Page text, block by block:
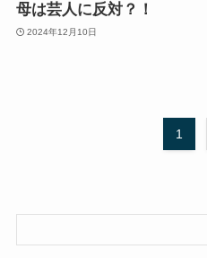
母は芸人に反対？！
2024年12月10日
1